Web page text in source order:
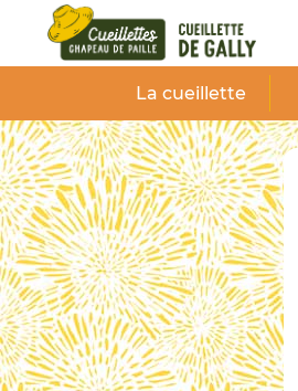
La cueillette
Panneau de gestion des cookies